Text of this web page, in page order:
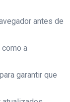
antes de
como a
garantir que